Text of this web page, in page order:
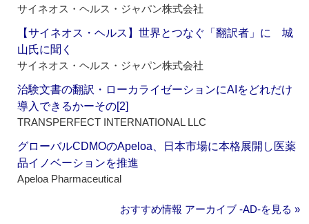
サイネオス・ヘルス・ジャパン株式会社
【サイネオス・ヘルス】世界とつなぐ「翻訳者」に 城
山氏に聞く
サイネオス・ヘルス・ジャパン株式会社
治験文書の翻訳・ローカライゼーションにAIをどれだけ
導入できるかーその[2]
TRANSPERFECT INTERNATIONAL LLC
グローバルCDMOのApeloa、日本市場に本格展開し医薬
品イノベーションを推進
Apeloa Pharmaceutical
おすすめ情報 アーカイブ ‐AD‐を見る »